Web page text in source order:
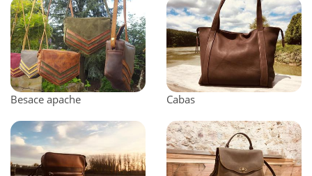
Besace apache Cabas